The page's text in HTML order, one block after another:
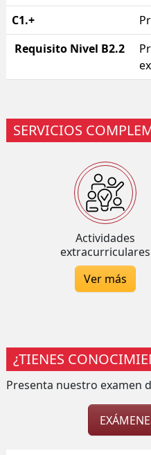
C1.+
Requisito Nivel B2.2
SERVICIOS
Actividades
extracurriculares
Ver más
¿TIENES
Presenta nuestro examen